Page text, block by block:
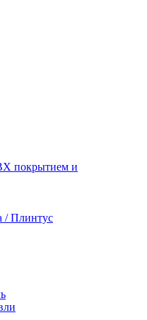
покрытием и
/ Плинтус